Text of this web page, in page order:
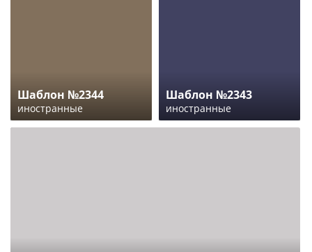
Шаблон №2344
иностранные
Шаблон №2343
иностранные